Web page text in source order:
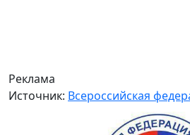
Реклама
Источник: Всероссийская